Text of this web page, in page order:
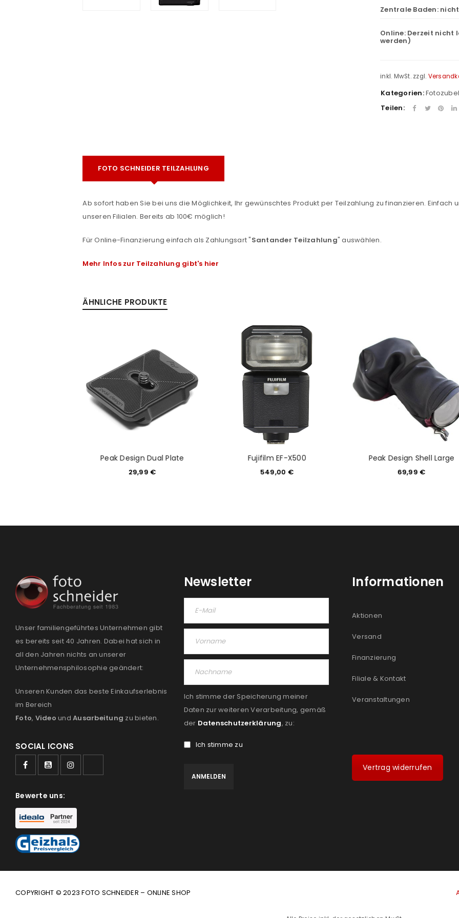
ANMELDEN
ANMELDEN
Ein Link zum Erstellen eines
Ja, ich möchte ein
Datenschutzerklärung
REGISTRIEREN
Zentrale Baden:
Online: Derzeit nicht
werden)
inkl. MwSt. zzgl.
Kategorien:
Teilen:
FOTO SCHNEIDER TEILZAHLUNG
Ab sofort haben Sie bei uns die Möglichkeit, Ihr gewünschtes Produkt per Teilzahlung zu finanzieren. Einfach
unseren Filialen. Bereits ab 100€ möglich!
Für Online-Finanzierung einfach als Zahlungsart "Santander Teilzahlung" auswählen.
Mehr Infos zur Teilzahlung gibt's hier
ÄHNLICHE PRODUKTE
Peak Design Dual Plate
29,99 €
Fujifilm EF-X500
549,00 €
Peak Design Shell Large
69,99€
Unser familiengeführtes Unternehmen gibt
es bereits seit 40 Jahren. Dabei hat sich in
all den Jahren nichts an unserer
Unternehmensphilosophie geändert:
Unseren Kunden das beste Einkaufserlebnis
im Bereich
Foto, Video und Ausarbeitung zu bieten.
SOCIAL ICONS
Bewerte uns:
Newsletter
Ich stimme der Speicherung meiner
Daten zur weiteren Verarbeitung, gemäß
der Datenschutzerklärung, zu:
Ich stimme zu
Informationen
Aktionen
Versand
Finanzierung
Filiale & Kontakt
Veranstaltungen
Vertrag widerrufen
COPYRIGHT © 2023 FOTO SCHNEIDER – ONLINE SHOP